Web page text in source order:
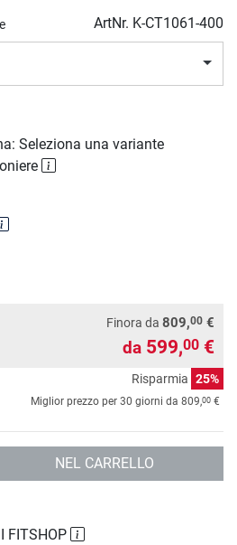
ArtNr. K-CT1061-400
Seleziona una variante
Finora da 809,00 €
da 599,00 €
Risparmia 25%
Miglior prezzo per 30 giorni da 809,00 €
NEL CARRELLO
FITSHOP